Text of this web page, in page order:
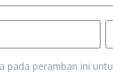
pada peramban ini